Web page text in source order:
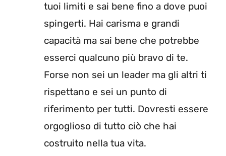
tuoi limiti e sai bene fino a dove puoi
spingerti. Hai carisma e grandi
capacità ma sai bene che potrebbe
esserci qualcuno più bravo di te.
Forse non sei un leader ma gli altri ti
rispettano e sei un punto di
riferimento per tutti. Dovresti essere
orgoglioso di tutto ciò che hai
costruito nella tua vita.